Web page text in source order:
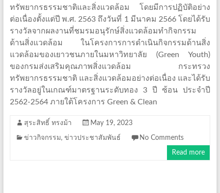
ทรัพยากรธรรมชาติและสิ่งแวดล้อม โดยมีการปฏิบัติอย่าง
ต่อเนื่องตั้งแต่ปี พ.ศ. 2563 ถึงวันที่ 1 มีนาคม 2566 โดยได้รับ
รางวัลจากผลงานที่ชมรมอนุรักษ์สิ่งแวดล้อมทำกิจกรรม
ด้านสิ่งแวดล้อม ในโครงการการดำเนินกิจกรรมด้านสิ่ง
แวดล้อมของเยาวชนภายในมหาวิทยาลัย (Green Youth)
ของกรมส่งเสริมคุณภาพสิ่งแวดล้อม กระทรวง
ทรัพยากรธรรมชาติ และสิ่งแวดล้อมอย่างต่อเนื่อง และได้รับ
รางวัลอยู่ในเกณฑ์มาตรฐานระดับทอง 3 ปี ซ้อน ประจำปี
2562-2564 ภายใต้โครงการ Green & Clean
สุระสิทธิ์ ทรงม้า May 19, 2023
ข่าวกิจกรรม, ข่าวประชาสัมพันธ์ No Comments
Read more